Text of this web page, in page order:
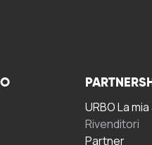
URBO La
Rivenditori
Partner